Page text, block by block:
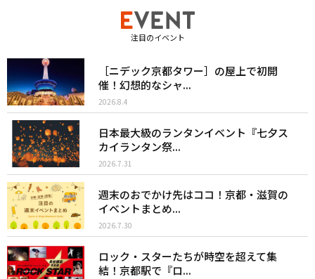
注目のイベント
［ニデック京都タワー］の屋上で初開
催！幻想的なシャ...
2026.8.4
日本最大級のランタンイベント『七夕ス
カイランタン祭...
2026.7.31
週末のおでかけ先はココ！京都・滋賀の
イベントまとめ...
2026.7.30
ロック・スターたちが時空を超えて集
結！京都駅で『ロ...